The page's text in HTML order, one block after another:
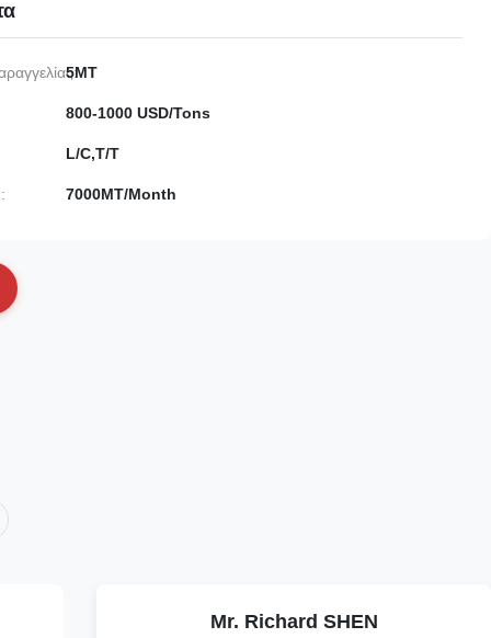
5MT
800-1000 USD/Tons
L/C,T/T
7000MT/Month
Mr. Richard SHEN